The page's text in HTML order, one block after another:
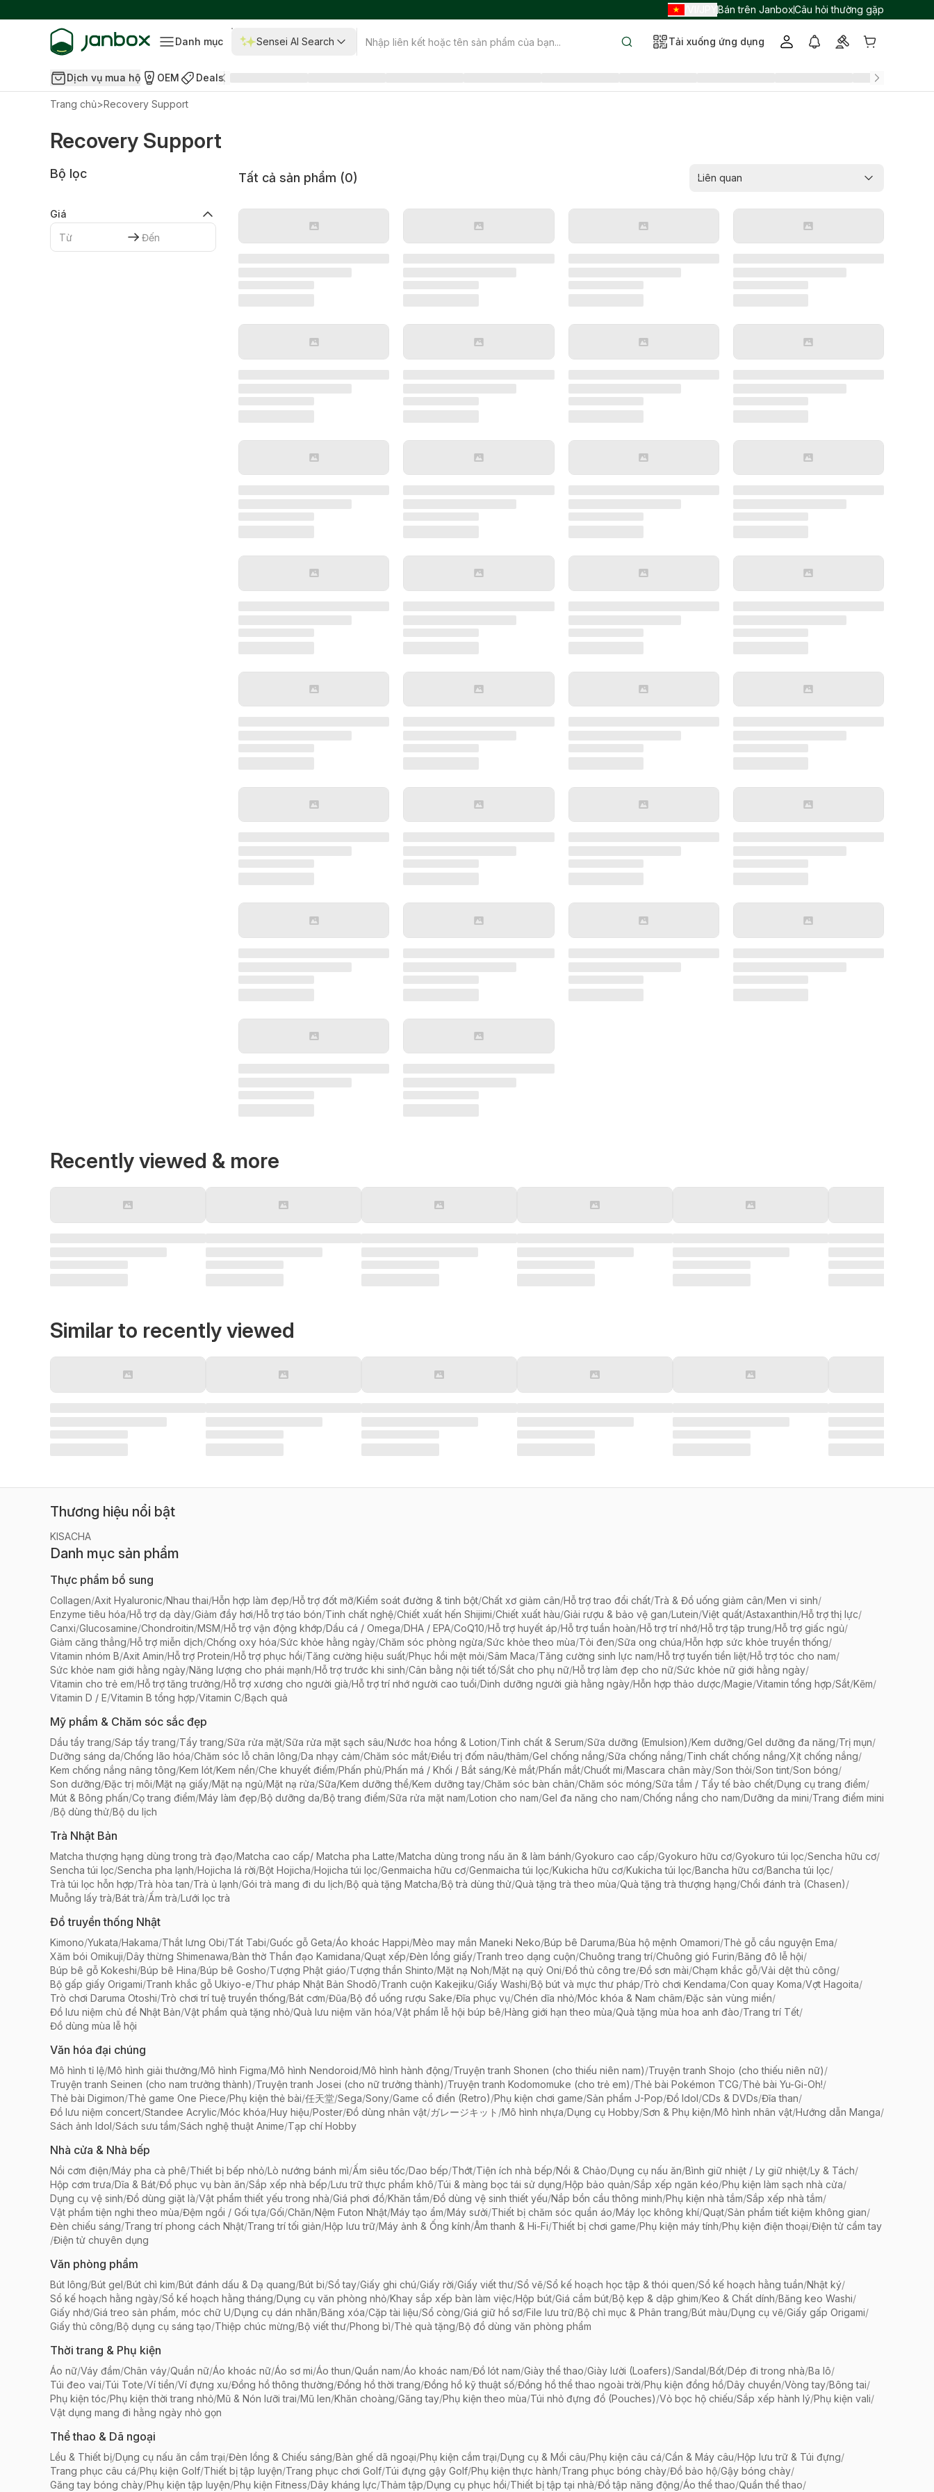
Bán trên JanboxCâu hỏi thường gặp
Danh mục Sensei AI Search Tải xuống ứng dụng
Dịch vụ mua hộ OEM Deals
Trang chủ>Recovery Support
Recovery Support
Bộ lọc
Giá
Tất cả sản phẩm (0) Liên quan
Recently viewed & more
Similar to recently viewed
Thương hiệu nổi bật
KISACHA
Danh mục sản phẩm
Thực phẩm bổ sung
Collagen/Axit Hyaluronic/Nhau thai/Hỗn hợp làm đẹp/Hỗ trợ đốt mỡ/Kiểm soát đường & tinh bột/Chất xơ giảm cân/Hỗ trợ trao đổi chất/Trà & Đồ uống giảm cân/Men vi sinh/
Enzyme tiêu hóa/Hỗ trợ dạ dày/Giảm đầy hơi/Hỗ trợ táo bón/Tinh chất nghệ/Chiết xuất hến Shijimi/Chiết xuất hàu/Giải rượu & bảo vệ gan/Lutein/Việt quất/Astaxanthin/Hỗ trợ thị lực/
Canxi/Glucosamine/Chondroitin/MSM/Hỗ trợ vận động khớp/Dầu cá / Omega/DHA / EPA/CoQ10/Hỗ trợ huyết áp/Hỗ trợ tuần hoàn/Hỗ trợ trí nhớ/Hỗ trợ tập trung/Hỗ trợ giấc ngủ/
Giảm căng thẳng/Hỗ trợ miễn dịch/Chống oxy hóa/Sức khỏe hằng ngày/Chăm sóc phòng ngừa/Sức khỏe theo mùa/Tỏi đen/Sữa ong chúa/Hỗn hợp sức khỏe truyền thống/
Vitamin nhóm B/Axit Amin/Hỗ trợ Protein/Hỗ trợ phục hồi/Tăng cường hiệu suất/Phục hồi mệt mỏi/Sâm Maca/Tăng cường sinh lực nam/Hỗ trợ tuyến tiền liệt/Hỗ trợ tóc cho nam/
Sức khỏe nam giới hằng ngày/Năng lượng cho phái mạnh/Hỗ trợ trước khi sinh/Cân bằng nội tiết tố/Sắt cho phụ nữ/Hỗ trợ làm đẹp cho nữ/Sức khỏe nữ giới hằng ngày/
Vitamin cho trẻ em/Hỗ trợ tăng trưởng/Hỗ trợ xương cho người già/Hỗ trợ trí nhớ người cao tuổi/Dinh dưỡng người già hằng ngày/Hỗn hợp thảo dược/Magie/Vitamin tổng hợp/Sắt/Kẽm/
Vitamin D / E/Vitamin B tổng hợp/Vitamin C/Bạch quả
Mỹ phẩm & Chăm sóc sắc đẹp
Dầu tẩy trang/Sáp tẩy trang/Tẩy trang/Sữa rửa mặt/Sữa rửa mặt sạch sâu/Nước hoa hồng & Lotion/Tinh chất & Serum/Sữa dưỡng (Emulsion)/Kem dưỡng/Gel dưỡng đa năng/Trị mụn/
Dưỡng sáng da/Chống lão hóa/Chăm sóc lỗ chân lông/Da nhạy cảm/Chăm sóc mắt/Điều trị đốm nâu/thâm/Gel chống nắng/Sữa chống nắng/Tinh chất chống nắng/Xịt chống nắng/
Kem chống nắng nâng tông/Kem lót/Kem nền/Che khuyết điểm/Phấn phủ/Phấn má / Khối / Bắt sáng/Kẻ mắt/Phấn mắt/Chuốt mi/Mascara chân mày/Son thỏi/Son tint/Son bóng/
Son dưỡng/Đặc trị môi/Mặt nạ giấy/Mặt nạ ngủ/Mặt nạ rửa/Sữa/Kem dưỡng thể/Kem dưỡng tay/Chăm sóc bàn chân/Chăm sóc móng/Sữa tắm / Tẩy tế bào chết/Dụng cụ trang điểm/
Mút & Bông phấn/Cọ trang điểm/Máy làm đẹp/Bộ dưỡng da/Bộ trang điểm/Sữa rửa mặt nam/Lotion cho nam/Gel đa năng cho nam/Chống nắng cho nam/Dưỡng da mini/Trang điểm mini
/Bộ dùng thử/Bộ du lịch
Trà Nhật Bản
Matcha thượng hạng dùng trong trà đạo/Matcha cao cấp/ Matcha pha Latte/Matcha dùng trong nấu ăn & làm bánh/Gyokuro cao cấp/Gyokuro hữu cơ/Gyokuro túi lọc/Sencha hữu cơ/
Sencha túi lọc/Sencha pha lạnh/Hojicha lá rời/Bột Hojicha/Hojicha túi lọc/Genmaicha hữu cơ/Genmaicha túi lọc/Kukicha hữu cơ/Kukicha túi lọc/Bancha hữu cơ/Bancha túi lọc/
Trà túi lọc hỗn hợp/Trà hòa tan/Trà ủ lạnh/Gói trà mang đi du lịch/Bộ quà tặng Matcha/Bộ trà dùng thử/Quà tặng trà theo mùa/Quà tặng trà thượng hạng/Chổi đánh trà (Chasen)/
Muỗng lấy trà/Bát trà/Ấm trà/Lưới lọc trà
Đồ truyền thống Nhật
Kimono/Yukata/Hakama/Thắt lưng Obi/Tất Tabi/Guốc gỗ Geta/Áo khoác Happi/Mèo may mắn Maneki Neko/Búp bê Daruma/Bùa hộ mệnh Omamori/Thẻ gỗ cầu nguyện Ema/
Xăm bói Omikuji/Dây thừng Shimenawa/Bàn thờ Thần đạo Kamidana/Quạt xếp/Đèn lồng giấy/Tranh treo dạng cuộn/Chuông trang trí/Chuông gió Furin/Băng đô lễ hội/
Búp bê gỗ Kokeshi/Búp bê Hina/Búp bê Gosho/Tượng Phật giáo/Tượng thần Shinto/Mặt nạ Noh/Mặt nạ quỷ Oni/Đồ thủ công tre/Đồ sơn mài/Chạm khắc gỗ/Vải dệt thủ công/
Bộ gấp giấy Origami/Tranh khắc gỗ Ukiyo-e/Thư pháp Nhật Bản Shodō/Tranh cuộn Kakejiku/Giấy Washi/Bộ bút và mực thư pháp/Trò chơi Kendama/Con quay Koma/Vợt Hagoita/
Trò chơi Daruma Otoshi/Trò chơi trí tuệ truyền thống/Bát cơm/Đũa/Bộ đồ uống rượu Sake/Đĩa phục vụ/Chén dĩa nhỏ/Móc khóa & Nam châm/Đặc sản vùng miền/
Đồ lưu niệm chủ đề Nhật Bản/Vật phẩm quà tặng nhỏ/Quà lưu niệm văn hóa/Vật phẩm lễ hội búp bê/Hàng giới hạn theo mùa/Quà tặng mùa hoa anh đào/Trang trí Tết/
Đồ dùng mùa lễ hội
Văn hóa đại chúng
Mô hình tỉ lệ/Mô hình giải thưởng/Mô hình Figma/Mô hình Nendoroid/Mô hình hành động/Truyện tranh Shonen (cho thiếu niên nam)/Truyện tranh Shojo (cho thiếu niên nữ)/
Truyện tranh Seinen (cho nam trưởng thành)/Truyện tranh Josei (cho nữ trưởng thành)/Truyện tranh Kodomomuke (cho trẻ em)/Thẻ bài Pokémon TCG/Thẻ bài Yu-Gi-Oh!/
Thẻ bài Digimon/Thẻ game One Piece/Phụ kiện thẻ bài/任天堂/Sega/Sony/Game cổ điển (Retro)/Phụ kiện chơi game/Sản phẩm J-Pop/Đồ Idol/CDs & DVDs/Đĩa than/
Đồ lưu niệm concert/Standee Acrylic/Móc khóa/Huy hiệu/Poster/Đồ dùng nhân vật/ガレージキット /Mô hình nhựa/Dụng cụ Hobby/Sơn & Phụ kiện/Mô hình nhân vật/Hướng dẫn Manga/
Sách ảnh Idol/Sách sưu tầm/Sách nghệ thuật Anime/Tạp chí Hobby
Nhà cửa & Nhà bếp
Nồi cơm điện/Máy pha cà phê/Thiết bị bếp nhỏ/Lò nướng bánh mì/Ấm siêu tốc/Dao bếp/Thớt/Tiện ích nhà bếp/Nồi & Chảo/Dụng cụ nấu ăn/Bình giữ nhiệt / Ly giữ nhiệt/Ly & Tách/
Hộp cơm trưa/Dĩa & Bát/Đồ phục vụ bàn ăn/Sắp xếp nhà bếp/Lưu trữ thực phẩm khô/Túi & màng bọc tái sử dụng/Hộp bảo quản/Sắp xếp ngăn kéo/Phụ kiện làm sạch nhà cửa/
Dụng cụ vệ sinh/Đồ dùng giặt là/Vật phẩm thiết yếu trong nhà/Giá phơi đồ/Khăn tắm/Đồ dùng vệ sinh thiết yếu/Nắp bồn cầu thông minh/Phụ kiện nhà tắm/Sắp xếp nhà tắm/
Vật phẩm tiện nghi theo mùa/Đệm ngồi / Gối tựa/Gối/Chăn/Nệm Futon Nhật/Máy tạo ẩm/Máy sưởi/Thiết bị chăm sóc quần áo/Máy lọc không khí/Quạt/Sản phẩm tiết kiệm không gian/
Đèn chiếu sáng/Trang trí phong cách Nhật/Trang trí tối giản/Hộp lưu trữ/Máy ảnh & Ống kính/Âm thanh & Hi-Fi/Thiết bị chơi game/Phụ kiện máy tính/Phụ kiện điện thoại/Điện tử cầm tay
/Điện tử chuyên dụng
Văn phòng phẩm
Bút lông/Bút gel/Bút chì kim/Bút đánh dấu & Dạ quang/Bút bi/Sổ tay/Giấy ghi chú/Giấy rời/Giấy viết thư/Sổ vẽ/Sổ kế hoạch học tập & thói quen/Sổ kế hoạch hằng tuần/Nhật ký/
Sổ kế hoạch hằng ngày/Sổ kế hoạch hằng tháng/Dụng cụ văn phòng nhỏ/Khay sắp xếp bàn làm việc/Hộp bút/Giá cắm bút/Bộ kẹp & dập ghim/Keo & Chất dính/Băng keo Washi/
Giấy nhớ/Giá treo sản phẩm, móc chữ U/Dụng cụ dán nhãn/Băng xóa/Cặp tài liệu/Sổ còng/Giá giữ hồ sơ/File lưu trữ/Bộ chỉ mục & Phân trang/Bút màu/Dụng cụ vẽ/Giấy gấp Origami/
Giấy thủ công/Bộ dụng cụ sáng tạo/Thiệp chúc mừng/Bộ viết thư/Phong bì/Thẻ quà tặng/Bộ đồ dùng văn phòng phẩm
Thời trang & Phụ kiện
Áo nữ/Váy đầm/Chân váy/Quần nữ/Áo khoác nữ/Áo sơ mi/Áo thun/Quần nam/Áo khoác nam/Đồ lót nam/Giày thể thao/Giày lười (Loafers)/Sandal/Bốt/Dép đi trong nhà/Ba lô/
Túi đeo vai/Túi Tote/Ví tiền/Ví đựng xu/Đồng hồ thông thường/Đồng hồ thời trang/Đồng hồ kỹ thuật số/Đồng hồ thể thao ngoài trời/Phụ kiện đồng hồ/Dây chuyền/Vòng tay/Bông tai/
Phụ kiện tóc/Phụ kiện thời trang nhỏ/Mũ & Nón lưỡi trai/Mũ len/Khăn choàng/Găng tay/Phụ kiện theo mùa/Túi nhỏ đựng đồ (Pouches)/Vỏ bọc hộ chiếu/Sắp xếp hành lý/Phụ kiện vali/
Vật dụng mang đi hằng ngày nhỏ gọn
Thể thao & Dã ngoại
Lều & Thiết bị/Dụng cụ nấu ăn cắm trại/Đèn lồng & Chiếu sáng/Bàn ghế dã ngoại/Phụ kiện cắm trại/Dụng cụ & Mồi câu/Phụ kiện câu cá/Cần & Máy câu/Hộp lưu trữ & Túi đựng/
Trang phục câu cá/Phụ kiện Golf/Thiết bị tập luyện/Trang phục chơi Golf/Túi đựng gậy Golf/Phụ kiện thực hành/Trang phục bóng chày/Đồ bảo hộ/Gậy bóng chày/
Găng tay bóng chày/Phụ kiện tập luyện/Phụ kiện Fitness/Dây kháng lực/Thảm tập/Dụng cụ phục hồi/Thiết bị tập tại nhà/Đồ tập năng động/Áo thể thao/Quần thể thao/